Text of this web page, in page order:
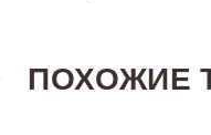
ПОХОЖИЕ